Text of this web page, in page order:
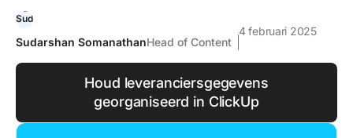
Sudarshan SomanathanHead of Content
4 februari 2025
Houd leveranciersgegevens
georganiseerd in ClickUp